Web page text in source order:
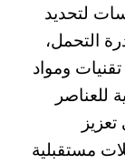
لتحديد
التحمل،
ومواد
للعناصر
مستقبلية